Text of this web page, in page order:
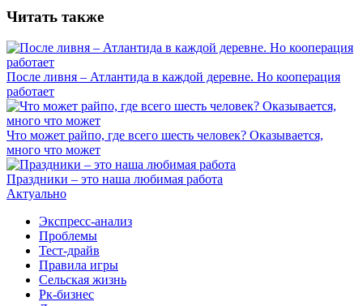
Читать также
После ливня – Атлантида в каждой деревне. Но кооперация
работает
Что может райпо, где всего шесть человек? Оказывается,
много что может
Праздники – это наша любимая работа
Актуально
Экспресс-анализ
Проблемы
Тест-драйв
Правила игры
Сельская жизнь
Рк-бизнес